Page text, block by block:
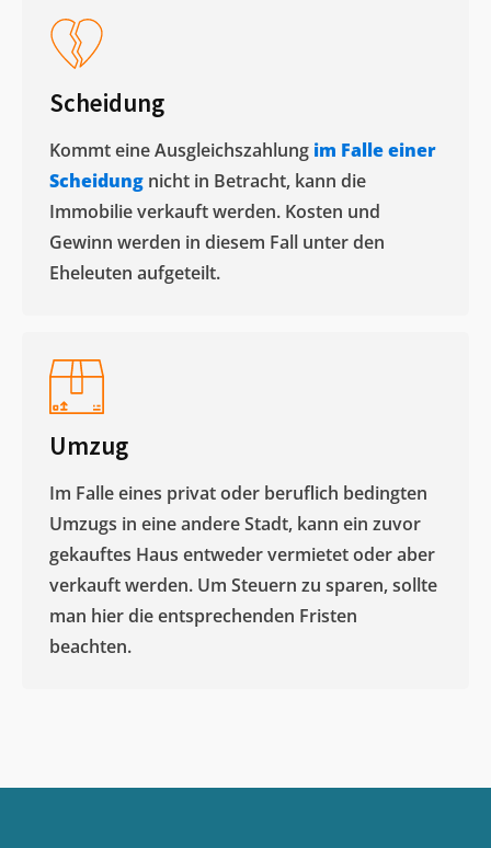
Scheidung
Kommt eine Ausgleichszahlung im Falle einer
Scheidung nicht in Betracht, kann die
Immobilie verkauft werden. Kosten und
Gewinn werden in diesem Fall unter den
Eheleuten aufgeteilt.​
Umzug
Im Falle eines privat oder beruflich bedingten
Umzugs in eine andere Stadt, kann ein zuvor
gekauftes Haus entweder vermietet oder aber
verkauft werden. Um Steuern zu sparen, sollte
man hier die entsprechenden Fristen
beachten.